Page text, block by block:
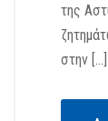
της
στην […]